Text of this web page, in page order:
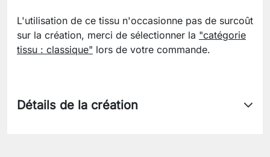
L'utilisation de ce tissu n'occasionne pas de surcoût
sur la création, merci de sélectionner la "catégorie
tissu : classique" lors de votre commande.
Détails de la création